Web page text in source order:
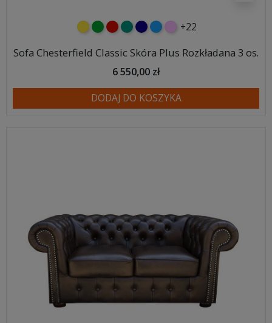
żółtyzielonyczerwony
turkusowy
granatowy
niebieski
różowy
+22
Sofa Chesterfield Classic Skóra Plus Rozkładana 3 os.
6 550,00 zł
DODAJ DO KOSZYKA